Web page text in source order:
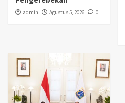
admin Agustus 5, 2026 0